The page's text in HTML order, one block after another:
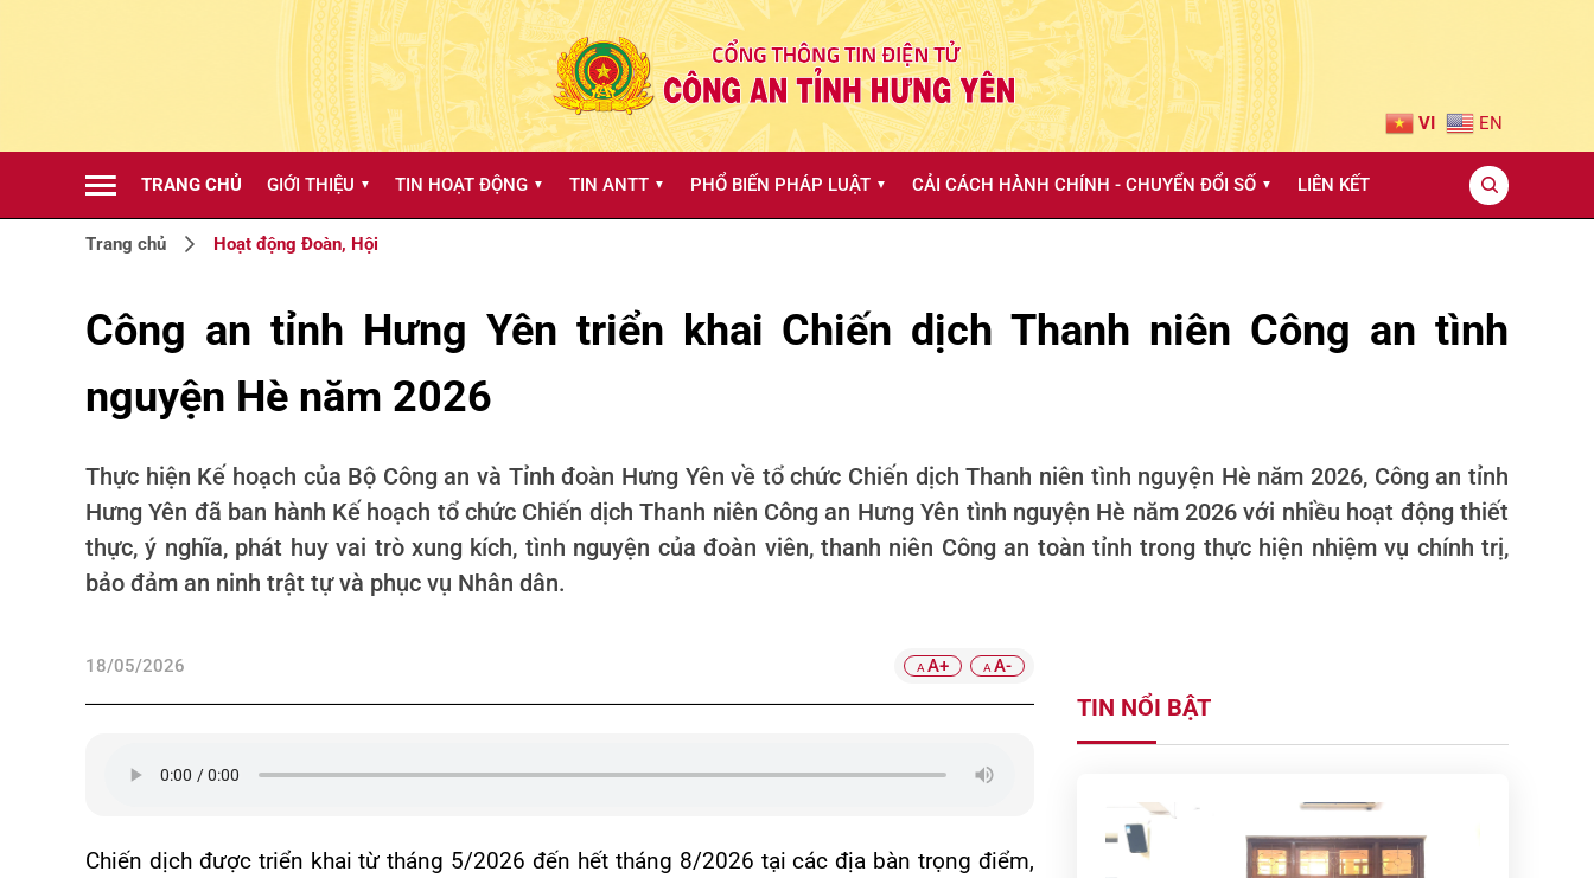
VI EN
TRANG CHỦ GIỚI THIỆU ▼ TIN HOẠT ĐỘNG ▼ TIN ANTT ▼ PHỔ BIẾN PHÁP LUẬT ▼ CẢI CÁCH HÀNH CHÍNH - CHUYỂN ĐỔI SỐ ▼ LIÊN KẾT
Trang chủ Hoạt động Đoàn, Hội
Công an tỉnh Hưng Yên triển khai Chiến dịch Thanh niên Công an tình
nguyện Hè năm 2026
Thực hiện Kế hoạch của Bộ Công an và Tỉnh đoàn Hưng Yên về tổ chức Chiến dịch Thanh niên tình nguyện Hè năm 2026, Công an tỉnh
Hưng Yên đã ban hành Kế hoạch tổ chức Chiến dịch Thanh niên Công an Hưng Yên tình nguyện Hè năm 2026 với nhiều hoạt động thiết
thực, ý nghĩa, phát huy vai trò xung kích, tình nguyện của đoàn viên, thanh niên Công an toàn tỉnh trong thực hiện nhiệm vụ chính trị,
bảo đảm an ninh trật tự và phục vụ Nhân dân.
18/05/2026 A A+ A A-
Chiến dịch được triển khai từ tháng 5/2026 đến hết tháng 8/2026 tại các địa bàn trọng điểm,
TIN NỔI BẬT